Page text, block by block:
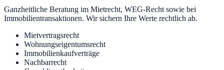
Ganzheitliche Beratung im Mietrecht, WEG-Recht sowie bei
Immobilientransaktionen. Wir sichern Ihre Werte rechtlich ab.
Mietvertragsrecht
Wohnungseigentumsrecht
Immobilienkaufverträge
Nachbarrecht